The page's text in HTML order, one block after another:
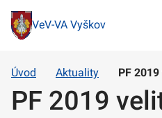
VeV-VA Vyškov
Úvod Aktuality PF
PF 2019